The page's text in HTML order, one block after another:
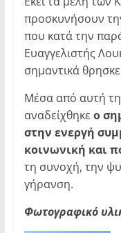
προσκυνήσουν
που κατά την
Ευαγγελιστής
σημαντικά
Μέσα από αυτή
αναδείχθηκε ο
στην ενεργή
κοινωνική και
τη συνοχή, την
γήρανση.
Φωτογραφικό